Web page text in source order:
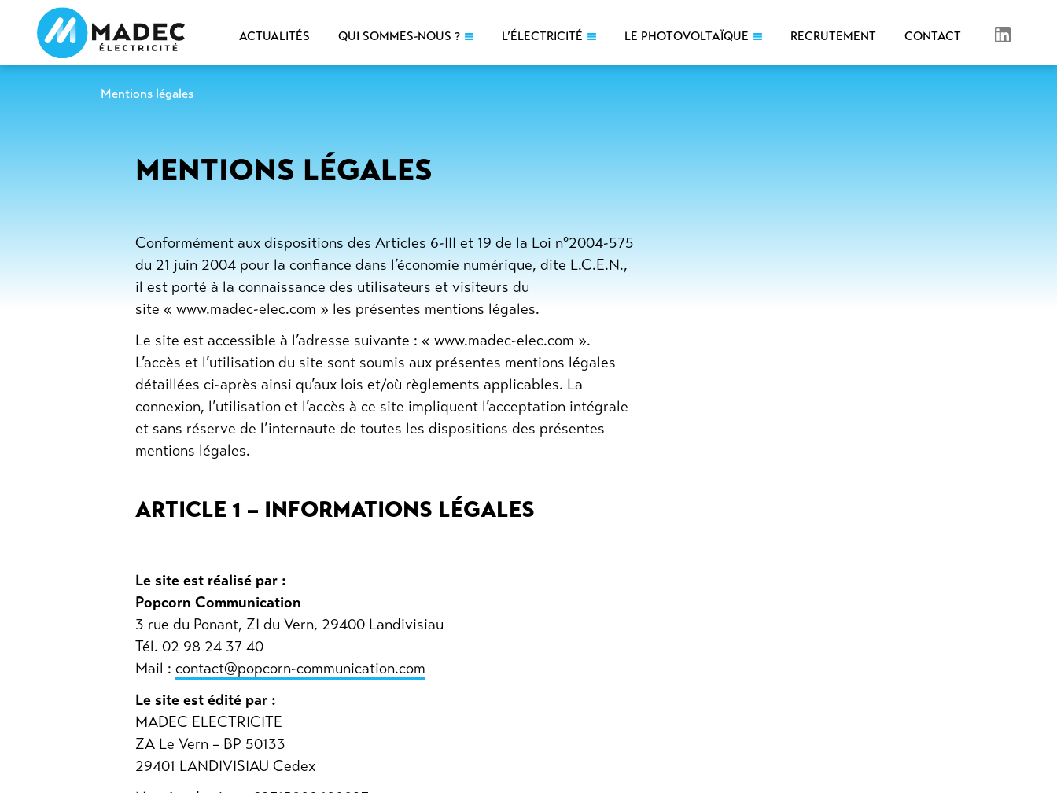
ACTUALITÉS QUI SOMMES-NOUS ? L’ÉLECTRICITÉ LE PHOTOVOLTAÏQUE RECRUTEMENT CONTACT
Mentions légales
MENTIONS LÉGALES
Conformément aux dispositions des Articles 6-III et 19 de la Loi n°2004-575
du 21 juin 2004 pour la confiance dans l’économie numérique, dite L.C.E.N.,
il est porté à la connaissance des utilisateurs et visiteurs du
site « www.madec-elec.com » les présentes mentions légales.
Le site est accessible à l’adresse suivante : « www.madec-elec.com ».
L’accès et l’utilisation du site sont soumis aux présentes mentions légales
détaillées ci-après ainsi qu’aux lois et/où règlements applicables. La
connexion, l’utilisation et l’accès à ce site impliquent l’acceptation intégrale
et sans réserve de l’internaute de toutes les dispositions des présentes
mentions légales.
ARTICLE 1 – INFORMATIONS LÉGALES
Le site est réalisé par :
Popcorn Communication
3 rue du Ponant, ZI du Vern, 29400 Landivisiau
Tél. 02 98 24 37 40
Mail : contact@popcorn-communication.com
Le site est édité par :
MADEC ELECTRICITE
ZA Le Vern – BP 50133
29401 LANDIVISIAU Cedex